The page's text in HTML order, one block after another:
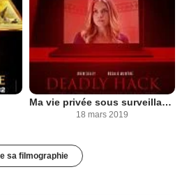
Ma vie privée sous surveillance
18 mars 2019
sa filmographie